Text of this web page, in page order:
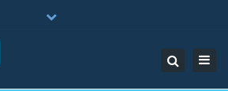
contact@lendinero.com
Search